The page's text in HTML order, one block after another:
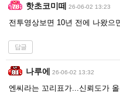
핫초코미떼 26-06-02 13:23
전투영상보면 10년 전에 나왔으
답글
나루에 26-06-02 13:32
엔씨라는 꼬리표가...신뢰도가